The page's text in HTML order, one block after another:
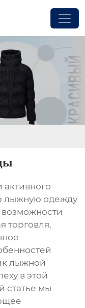
лыжную одежду
возможности
торговля,
лыжной
в этой
статье мы